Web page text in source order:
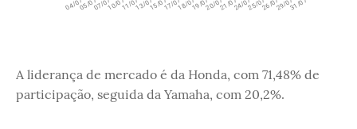
A liderança de mercado é da Honda, com 71,48% de
participação, seguida da Yamaha, com 20,2%.